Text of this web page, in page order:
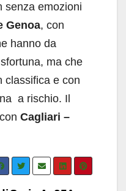
senza emozioni
Genoa, con
hanno da
ma che
classifica e con
a rischio. Il
Cagliari –